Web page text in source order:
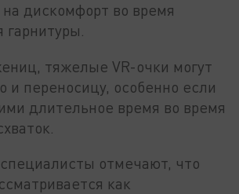
дискомфорт во время
гарнитуры.
тяжелые VR-очки могут
и переносицу, особенно если
длительное время во время
отмечают, что
как